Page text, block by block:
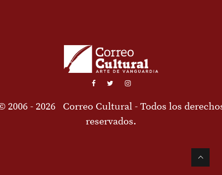
2006 - 2026 Correo Cultural - Todos los
reservados.